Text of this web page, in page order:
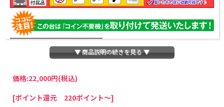
パチスロわっしょいでは、全ての台に「コイン不要機」を無料で取り付けて発送さ
せていただいております。コイン不要機をご利用になられますと、コインが必要な
▼ 商品説明の続きを見る ▼
価格:22,000円(税込)
[ポイント還元 220ポイント～]